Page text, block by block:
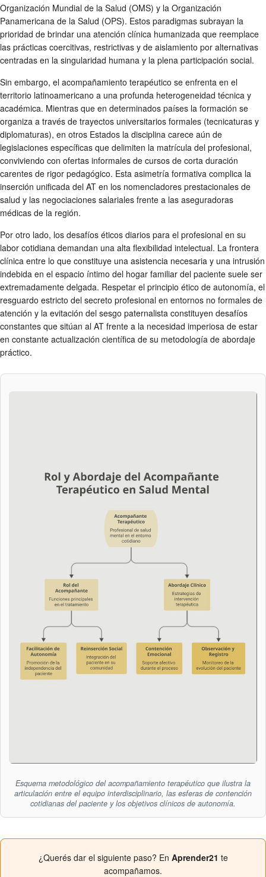
Organización Mundial de la Salud (OMS) y la Organización
Panamericana de la Salud (OPS). Estos paradigmas subrayan la
prioridad de brindar una atención clínica humanizada que reemplace
las prácticas coercitivas, restrictivas y de aislamiento por alternativas
centradas en la singularidad humana y la plena participación social.
Sin embargo, el acompañamiento terapéutico se enfrenta en el
territorio latinoamericano a una profunda heterogeneidad técnica y
académica. Mientras que en determinados países la formación se
organiza a través de trayectos universitarios formales (tecnicaturas y
diplomaturas), en otros Estados la disciplina carece aún de
legislaciones específicas que delimiten la matrícula del profesional,
conviviendo con ofertas informales de cursos de corta duración
carentes de rigor pedagógico. Esta asimetría formativa complica la
inserción unificada del AT en los nomencladores prestacionales de
salud y las negociaciones salariales frente a las aseguradoras
médicas de la región.
Por otro lado, los desafíos éticos diarios para el profesional en su
labor cotidiana demandan una alta flexibilidad intelectual. La frontera
clínica entre lo que constituye una asistencia necesaria y una intrusión
indebida en el espacio íntimo del hogar familiar del paciente suele ser
extremadamente delgada. Respetar el principio ético de autonomía, el
resguardo estricto del secreto profesional en entornos no formales de
atención y la evitación del sesgo paternalista constituyen desafíos
constantes que sitúan al AT frente a la necesidad imperiosa de estar
en constante actualización científica de su metodología de abordaje
práctico.
Esquema metodológico del acompañamiento terapéutico que ilustra la
articulación entre el equipo interdisciplinario, las esferas de contención
cotidianas del paciente y los objetivos clínicos de autonomía.
¿Querés dar el siguiente paso? En Aprender21 te
acompañamos.